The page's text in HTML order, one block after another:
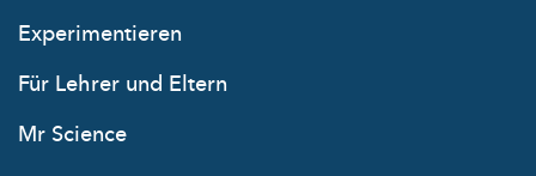
Experimentieren
Für Lehrer und Eltern
Mr Science